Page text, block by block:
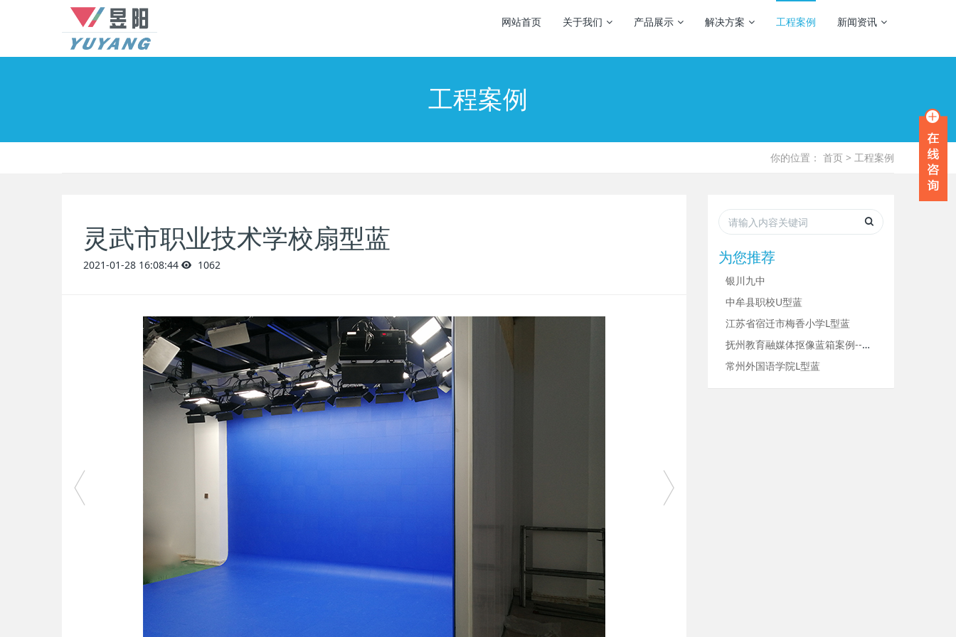
网站首页 关于我们 产品展示 解决方案 工程案例 新闻资讯
工程案例
你的位置： 首页 > 工程案例
灵武市职业技术学校扇型蓝
2021-01-28 16:08:44 1062 为您推荐
银川九中
中牟县职校U型蓝
江苏省宿迁市梅香小学L型蓝
抚州教育融媒体抠像蓝箱案例--抚州一中实验学校L型蓝箱及灯光
常州外国语学院L型蓝